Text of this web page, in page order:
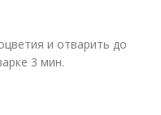
и отварить до
3 мин.